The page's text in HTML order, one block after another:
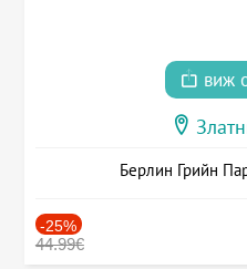
виж
Берлин Грийн
-25%
44.99€